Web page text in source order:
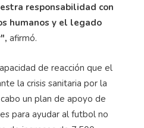
responsabilidad con
humanos y el legado
afirmó.
de reacción que el
la crisis sanitaria por la
un plan de apoyo de
para ayudar al futbol no